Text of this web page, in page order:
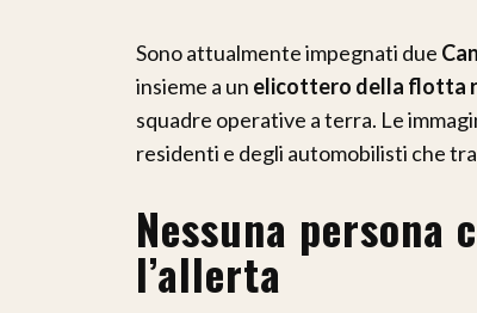
Sono attualmente impegnati due
insieme a un elicottero della flotta
squadre operative a terra. Le
residenti e degli automobilisti che
Nessuna
l’allerta